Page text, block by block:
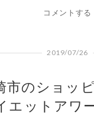
コメントする
2019/07/26
市のショッ
エットアワ